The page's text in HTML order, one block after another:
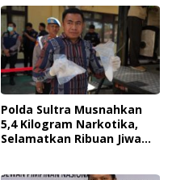
Polda Sultra Musnahkan
5,4 Kilogram Narkotika,
Selamatkan Ribuan Jiwa